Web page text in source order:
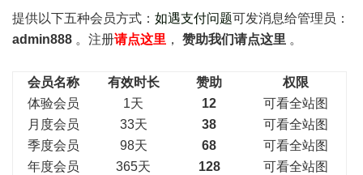
提供以下五种会员方式： 如遇支付问题可发消息给管理员：
admin888 。注册请点这里 ， 赞助我们请点这里 。
会员名称 有效时长 赞助
权限
体验会员
1天 12
可看全站图
月度会员
33天 38
可看全站图
季度会员
98天 68
可看全站图
年度会员
365天 128
可看全站图